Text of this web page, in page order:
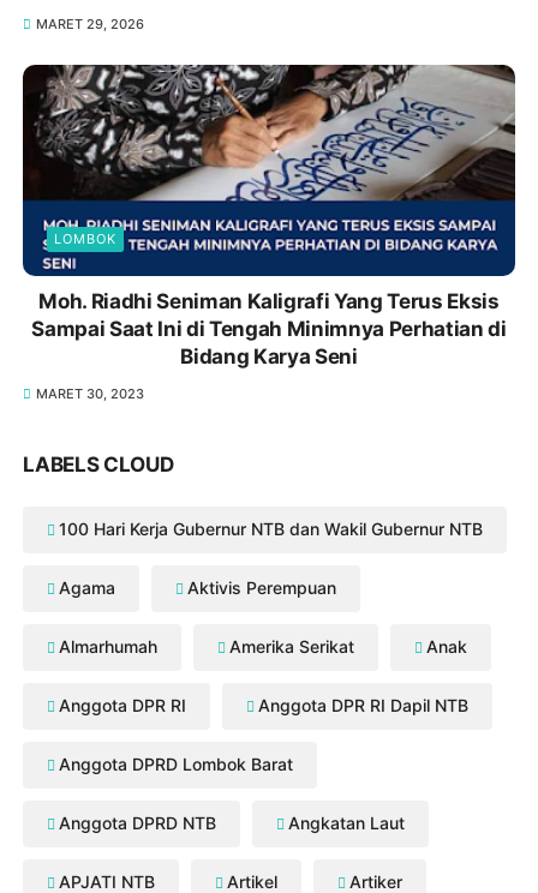
MARET 29, 2026
LOMBOK
Moh. Riadhi Seniman Kaligrafi Yang Terus Eksis
Sampai Saat Ini di Tengah Minimnya Perhatian di
Bidang Karya Seni
MARET 30, 2023
LABELS CLOUD
100 Hari Kerja Gubernur NTB dan Wakil Gubernur NTB
Agama Aktivis Perempuan
Almarhumah Amerika Serikat Anak
Anggota DPR RI Anggota DPR RI Dapil NTB
Anggota DPRD Lombok Barat
Anggota DPRD NTB Angkatan Laut
APJATI NTB Artikel Artiker